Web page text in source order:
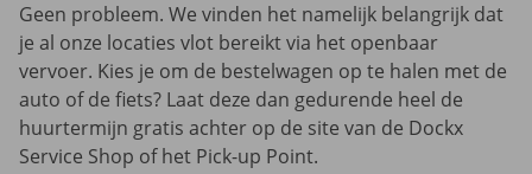
Geen probleem. We vinden het namelijk belangrijk dat
je al onze locaties vlot bereikt via het openbaar
vervoer. Kies je om de bestelwagen op te halen met de
auto of de fiets? Laat deze dan gedurende heel de
huurtermijn gratis achter op de site van de Dockx
Service Shop of het Pick-up Point.